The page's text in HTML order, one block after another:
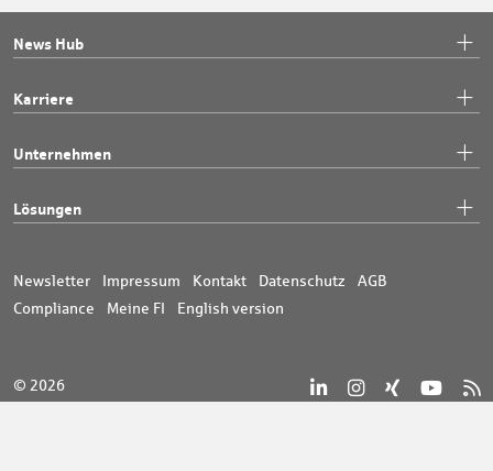
News Hub
Karriere
Unternehmen
Lösungen
Newsletter Impressum Kontakt Datenschutz
AGB
Compliance
Meine FI English version
© 2026